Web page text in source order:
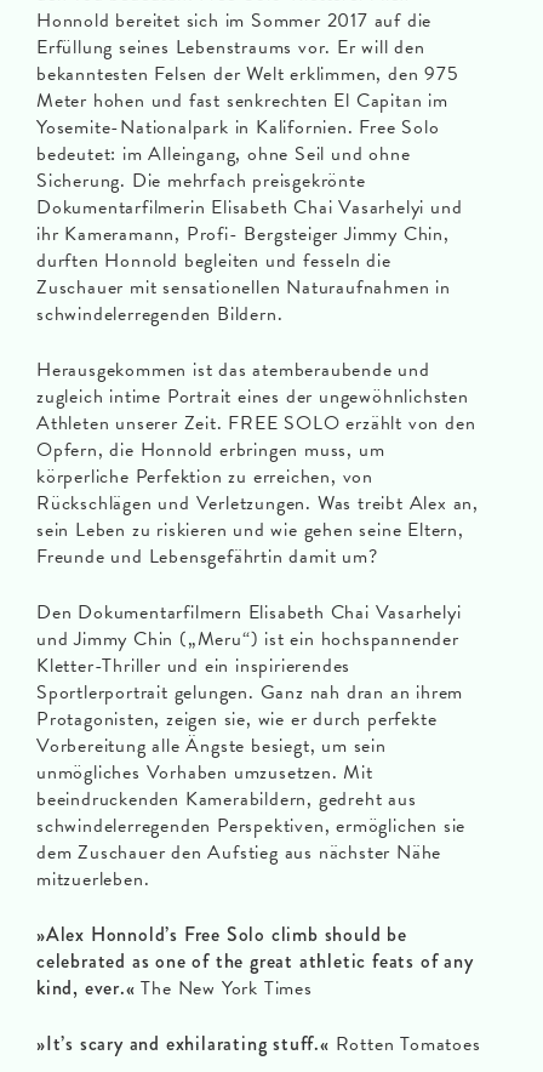
Honnold bereitet sich im Sommer 2017 auf die
Erfüllung seines Lebenstraums vor. Er will den
bekanntesten Felsen der Welt erklimmen, den 975
Meter hohen und fast senkrechten El Capitan im
Yosemite-Nationalpark in Kalifornien. Free Solo
bedeutet: im Alleingang, ohne Seil und ohne
Sicherung. Die mehrfach preisgekrönte
Dokumentarfilmerin Elisabeth Chai Vasarhelyi und
ihr Kameramann, Profi- Bergsteiger Jimmy Chin,
durften Honnold begleiten und fesseln die
Zuschauer mit sensationellen Naturaufnahmen in
schwindelerregenden Bildern.
Herausgekommen ist das atemberaubende und
zugleich intime Portrait eines der ungewöhnlichsten
Athleten unserer Zeit. FREE SOLO erzählt von den
Opfern, die Honnold erbringen muss, um
körperliche Perfektion zu erreichen, von
Rückschlägen und Verletzungen. Was treibt Alex an,
sein Leben zu riskieren und wie gehen seine Eltern,
Freunde und Lebensgefährtin damit um?
Den Dokumentarfilmern Elisabeth Chai Vasarhelyi
und Jimmy Chin („Meru“) ist ein hochspannender
Kletter-Thriller und ein inspirierendes
Sportlerportrait gelungen. Ganz nah dran an ihrem
Protagonisten, zeigen sie, wie er durch perfekte
Vorbereitung alle Ängste besiegt, um sein
unmögliches Vorhaben umzusetzen. Mit
beeindruckenden Kamerabildern, gedreht aus
schwindelerregenden Perspektiven, ermöglichen sie
dem Zuschauer den Aufstieg aus nächster Nähe
mitzuerleben.
»Alex Honnold’s Free Solo climb should be
celebrated as one of the great athletic feats of any
kind, ever.« The New York Times
»It’s scary and exhilarating stuff.« Rotten Tomatoes